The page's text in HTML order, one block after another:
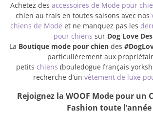
Achetez des accessoires de Mode pour
chien au frais en toutes saisons avec nos
chiens de Mode et ne manquez pas les
pour chiens sur Dog Love
La Boutique mode pour chien des
particulièrement aux
petits chiens (bouledogue français
recherche d’un vêtement de luxe
Rejoignez la WOOF Mode pour un
Fashion toute l’année